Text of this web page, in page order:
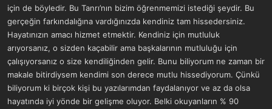
için de böyledir. Bu Tanrı’nın bizim öğrenmemizi istediği şeydir. Bu
gerçeğin farkındalığına vardığınızda kendiniz tam hissedersiniz.
Hayatınızın amacı hizmet etmektir. Kendiniz için mutluluk
arıyorsanız, o sizden kaçabilir ama başkalarının mutluluğu için
çalışıyorsanız o size kendiliğinden gelir. Bunu biliyorum ne zaman bir
makale bitirdiysem kendimi son derece mutlu hissediyorum. Çünkü
biliyorum ki birçok kişi bu yazılarımdan faydalanıyor ve az da olsa
hayatında iyi yönde bir gelişme oluyor. Belki okuyanların % 90